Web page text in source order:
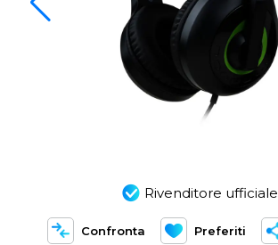
Rivenditore ufficiale
Confronta Preferiti